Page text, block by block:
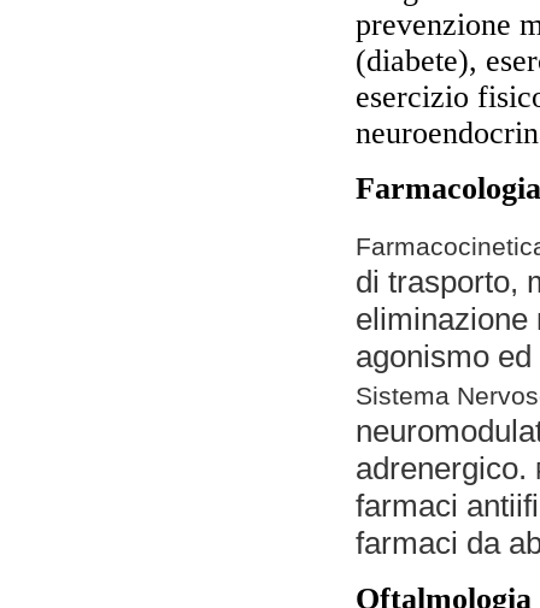
prevenzione
(diabete),
esercizio
Farmacologia
di trasporto,
eliminazione
agonismo
Sistema
adrenergico.
farmaci
farmaci da
Oftalmologia